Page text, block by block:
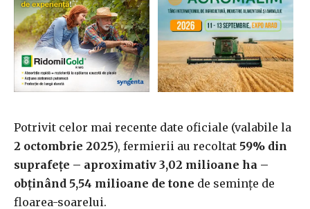
Potrivit celor mai recente date oficiale (valabile la
2 octombrie 2025), fermierii au recoltat 59% din
suprafețe – aproximativ 3,02 milioane ha –
obținând 5,54 milioane de tone de semințe de
floarea-soarelui.